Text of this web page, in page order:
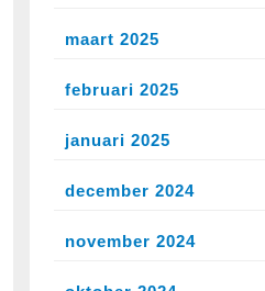
maart 2025
februari 2025
januari 2025
december 2024
november 2024